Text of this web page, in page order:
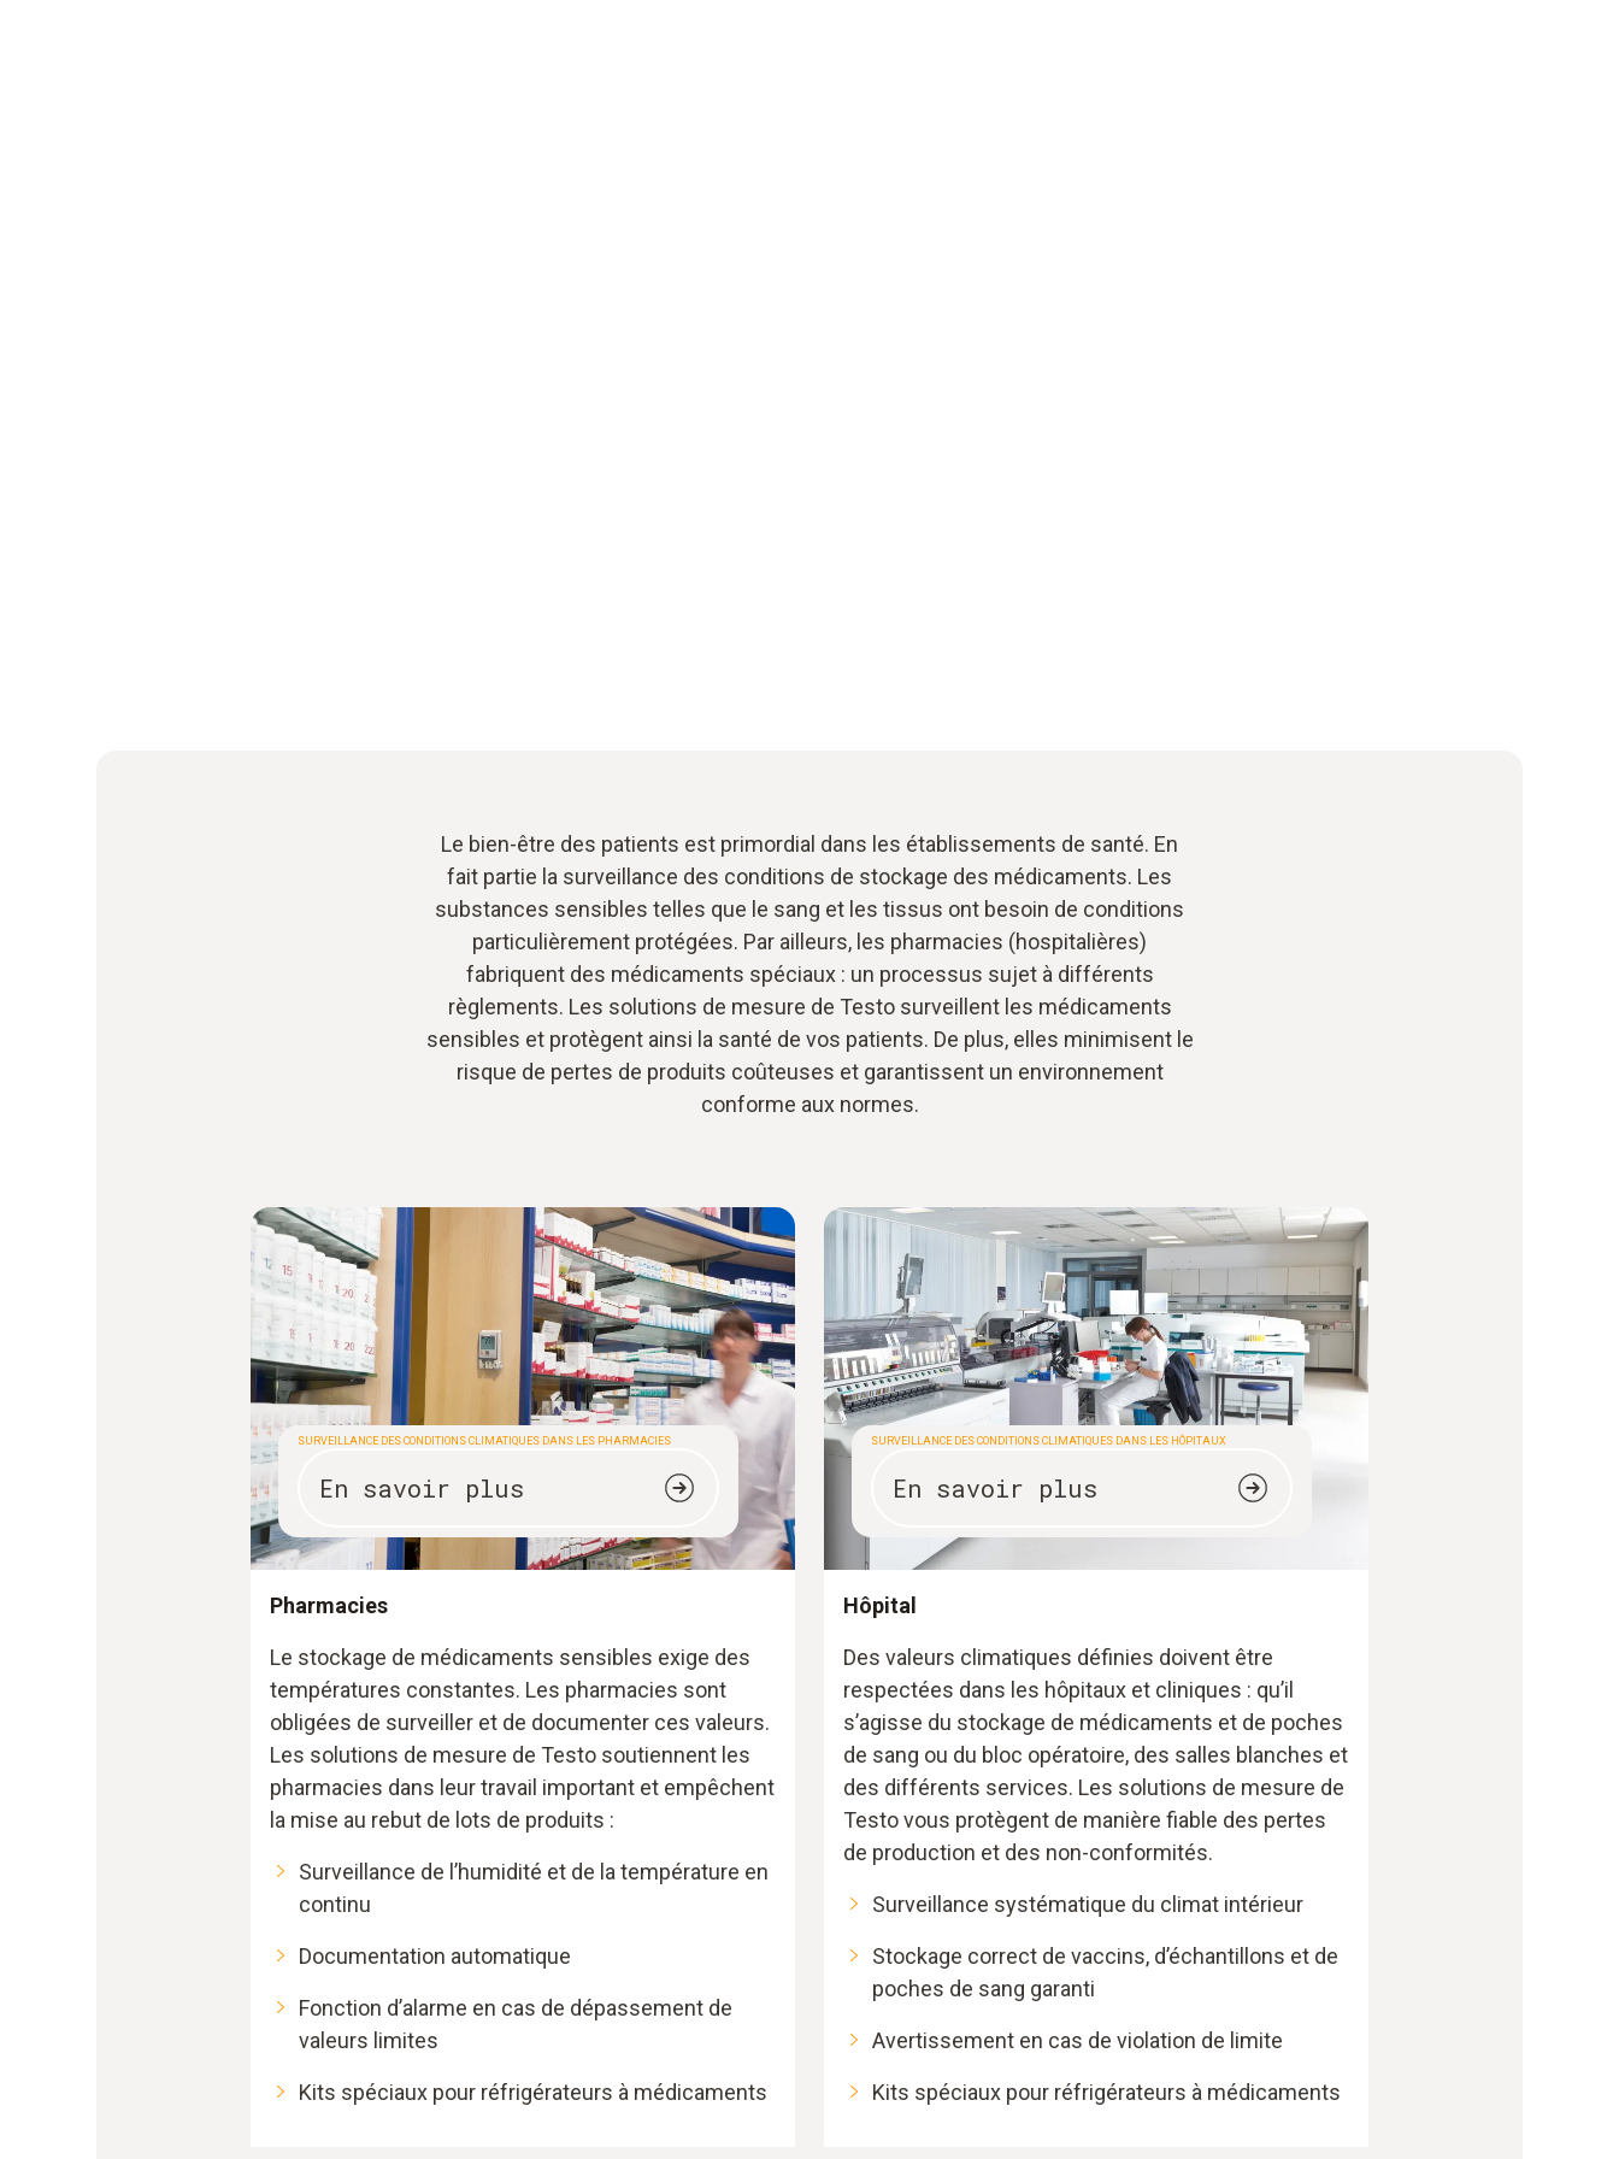
Le bien-être des patients est primordial dans les établissements de santé. En
fait partie la surveillance des conditions de stockage des médicaments. Les
substances sensibles telles que le sang et les tissus ont besoin de conditions
particulièrement protégées. Par ailleurs, les pharmacies (hospitalières)
fabriquent des médicaments spéciaux : un processus sujet à différents
règlements. Les solutions de mesure de Testo surveillent les médicaments
sensibles et protègent ainsi la santé de vos patients. De plus, elles minimisent le
risque de pertes de produits coûteuses et garantissent un environnement
conforme aux normes.
SURVEILLANCE DES CONDITIONS CLIMATIQUES DANS LES PHARMACIES
En savoir plus
Pharmacies
Le stockage de médicaments sensibles exige des
températures constantes. Les pharmacies sont
obligées de surveiller et de documenter ces valeurs.
Les solutions de mesure de Testo soutiennent les
pharmacies dans leur travail important et empêchent
la mise au rebut de lots de produits :
Surveillance de l’humidité et de la température en
continu
Documentation automatique
Fonction d’alarme en cas de dépassement de
valeurs limites
Kits spéciaux pour réfrigérateurs à médicaments
SURVEILLANCE DES CONDITIONS CLIMATIQUES DANS LES HÔPITAUX
En savoir plus
Hôpital
Des valeurs climatiques définies doivent être
respectées dans les hôpitaux et cliniques : qu’il
s’agisse du stockage de médicaments et de poches
de sang ou du bloc opératoire, des salles blanches et
des différents services. Les solutions de mesure de
Testo vous protègent de manière fiable des pertes
de production et des non-conformités.
Surveillance systématique du climat intérieur
Stockage correct de vaccins, d’échantillons et de
poches de sang garanti
Avertissement en cas de violation de limite
Kits spéciaux pour réfrigérateurs à médicaments